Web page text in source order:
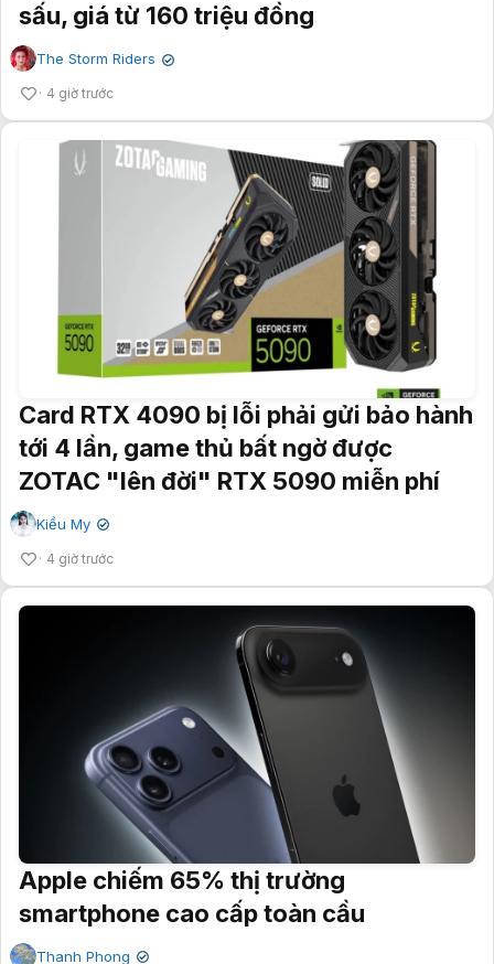
sấu, giá từ 160 triệu đồng
The Storm Riders ✔
4 giờ trước
Card RTX 4090 bị lỗi phải gửi bảo hành
tới 4 lần, game thủ bất ngờ được
ZOTAC "lên đời" RTX 5090 miễn phí
Kiều My ✔
4 giờ trước
Apple chiếm 65% thị trường
smartphone cao cấp toàn cầu
Thanh Phong ✔